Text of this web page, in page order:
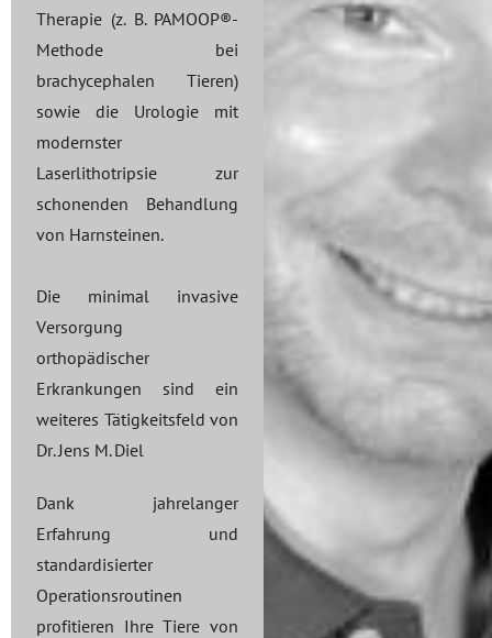
Therapie (z. B. PAMOOP®-
Methode bei
brachycephalen Tieren)
sowie die Urologie mit
modernster
Laserlithotripsie zur
schonenden Behandlung
von Harnsteinen.
Die minimal invasive
Versorgung
orthopädischer
Erkrankungen sind ein
weiteres Tätigkeitsfeld von
Dr. Jens M. Diel
Dank jahrelanger
Erfahrung und
standardisierter
Operationsroutinen
profitieren Ihre Tiere von